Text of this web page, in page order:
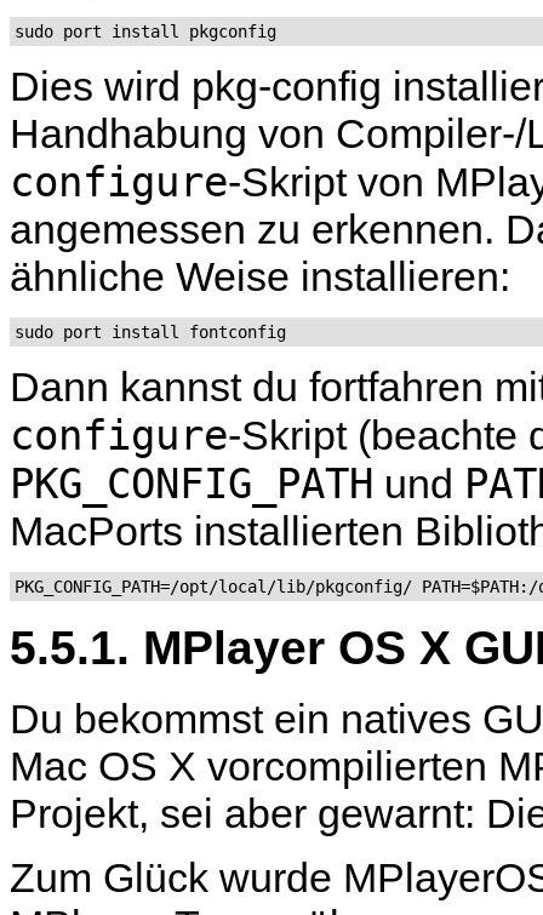
sudo port install pkgconfig
Dies wird pkg-config
Handhabung von
configure-Skript von
angemessen zu erkennen.
ähnliche Weise installieren:
sudo port install fontconfig
Dann kannst du fortfahren
configure-Skript (beachte
PKG_CONFIG_PATH und
MacPorts installierten
PKG_CONFIG_PATH=/opt/local/lib/pkgconfig/
5.5.1. MPlayer OS X
Du bekommst ein natives
Mac OS X vorcompilierten
Projekt, sei aber gewarnt:
Zum Glück wurde